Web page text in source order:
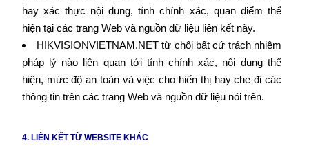
hay xác thực nội dung, tính chính xác, quan điểm thể
hiện tại các trang Web và nguồn dữ liệu liên kết này.
HIKVISIONVIETNAM.NET từ chối bất cứ trách nhiệm
pháp lý nào liên quan tới tính chính xác, nội dung thể
hiện, mức độ an toàn và việc cho hiển thị hay che đi các
thông tin trên các trang Web và nguồn dữ liệu nói trên.
4. LIÊN KẾT TỪ WEBSITE KHÁC